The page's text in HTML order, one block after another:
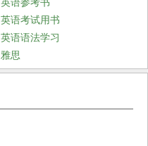
英语考试用书
英语语法学习
雅思